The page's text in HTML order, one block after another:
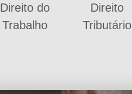
Direito do
Trabalho
Direito
Tributário